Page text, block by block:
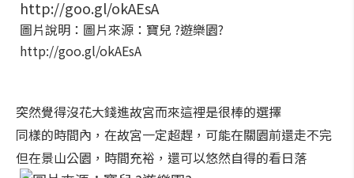
圖片說明：圖片來源：寶兒 ?遊樂園?
http://goo.gl/okAEsA
突然覺得沒花大錢進故宮而來這裡是很棒的選擇
同樣的時間內，在故宮一定超趕，可能在關園前還走不完
但在景山公園，時間充裕，還可以悠然自得的看日落